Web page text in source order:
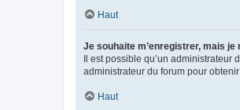
Haut
Je souhaite m’enregistrer, mais je
Il est possible qu’un administrateur
administrateur du forum pour obtenir
Haut